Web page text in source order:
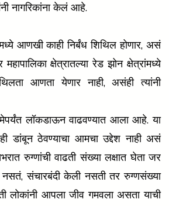
नागरिकांना केलं आहे.
आणखी काही निर्बंध शिथिल होणार, असं
क्षेत्रातल्या रेड झोन क्षेत्रांमध्ये
आणता येणार नाही, असंही त्यांनी
मेपर्यंत लॉकडाऊन वाढवण्यात आला आहे. या
डांबून ठेवण्याचा आमचा उद्देश नाही असं
रुग्णांची वाढती संख्या लक्षात घेता जर
संचारबंदी केली नसती तर रुग्णसंख्या
लोकांनी आपला जीव गमवला असता याची